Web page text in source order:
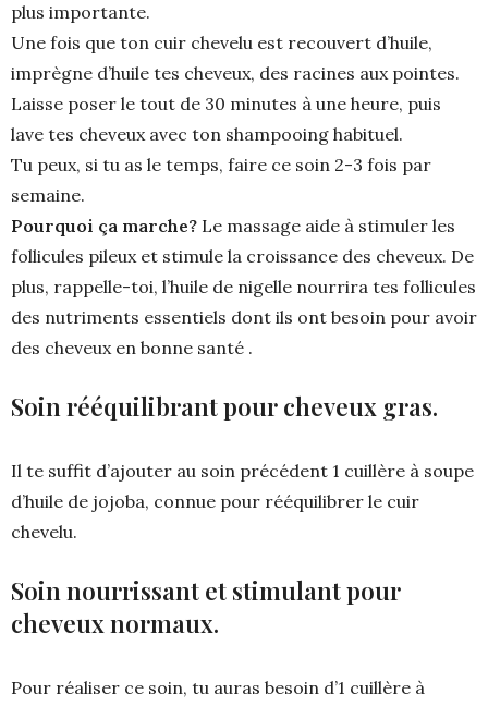
plus importante.
Une fois que ton cuir chevelu est recouvert d’huile,
imprègne d’huile tes cheveux, des racines aux pointes.
Laisse poser le tout de 30 minutes à une heure, puis
lave tes cheveux avec ton shampooing habituel.
Tu peux, si tu as le temps, faire ce soin 2-3 fois par
semaine.
Pourquoi ça marche? Le massage aide à stimuler les
follicules pileux et stimule la croissance des cheveux. De
plus, rappelle-toi, l’huile de nigelle nourrira tes follicules
des nutriments essentiels dont ils ont besoin pour avoir
des cheveux en bonne santé .
Soin rééquilibrant pour cheveux gras.
Il te suffit d’ajouter au soin précédent 1 cuillère à soupe
d’huile de jojoba, connue pour rééquilibrer le cuir
chevelu.
Soin nourrissant et stimulant pour
cheveux normaux.
Pour réaliser ce soin, tu auras besoin d’1 cuillère à